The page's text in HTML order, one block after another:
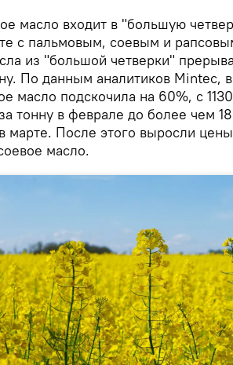
масло входит в "большую
с пальмовым, соевым и
из "большой четверки"
По данным аналитиков Mintec,
масло подскочила на 60%, с
тонну в феврале до более чем
марте. После этого выросли
масло.